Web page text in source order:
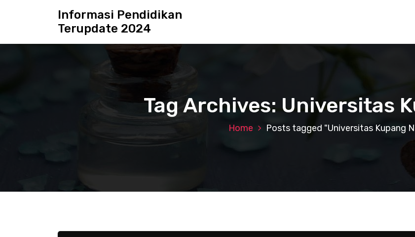
Informasi Pendidikan
Terupdate 2024
Tag Archives: Universitas
Home Posts tagged "Universitas Kupang